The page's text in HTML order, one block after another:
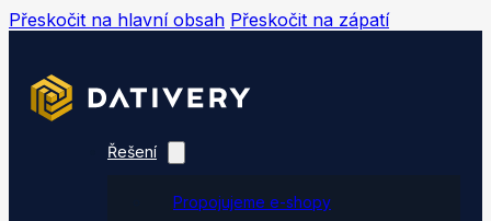
Přeskočit na hlavní obsah Přeskočit na zápatí
Řešení
Propojujeme e-shopy